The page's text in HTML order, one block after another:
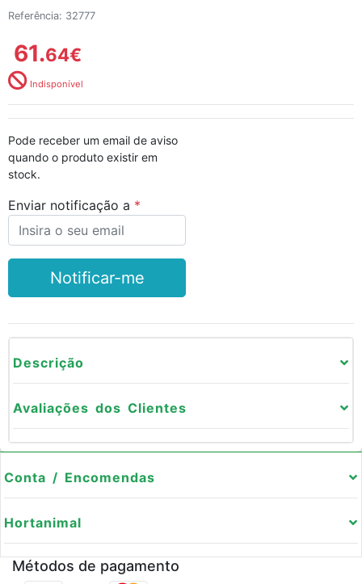
Referência: 32777
61.64€
Indisponível
Pode receber um email de aviso
quando o produto existir em
stock.
Enviar notificação a
Notificar-me
Descrição
Avaliações dos Clientes
Conta / Encomendas
Hortanimal
Métodos de pagamento